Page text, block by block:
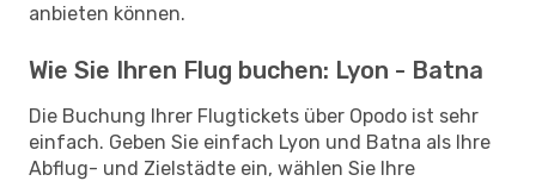
anbieten können.
Wie Sie Ihren Flug buchen: Lyon - Batna
Die Buchung Ihrer Flugtickets über Opodo ist sehr
einfach. Geben Sie einfach Lyon und Batna als Ihre
Abflug- und Zielstädte ein, wählen Sie Ihre